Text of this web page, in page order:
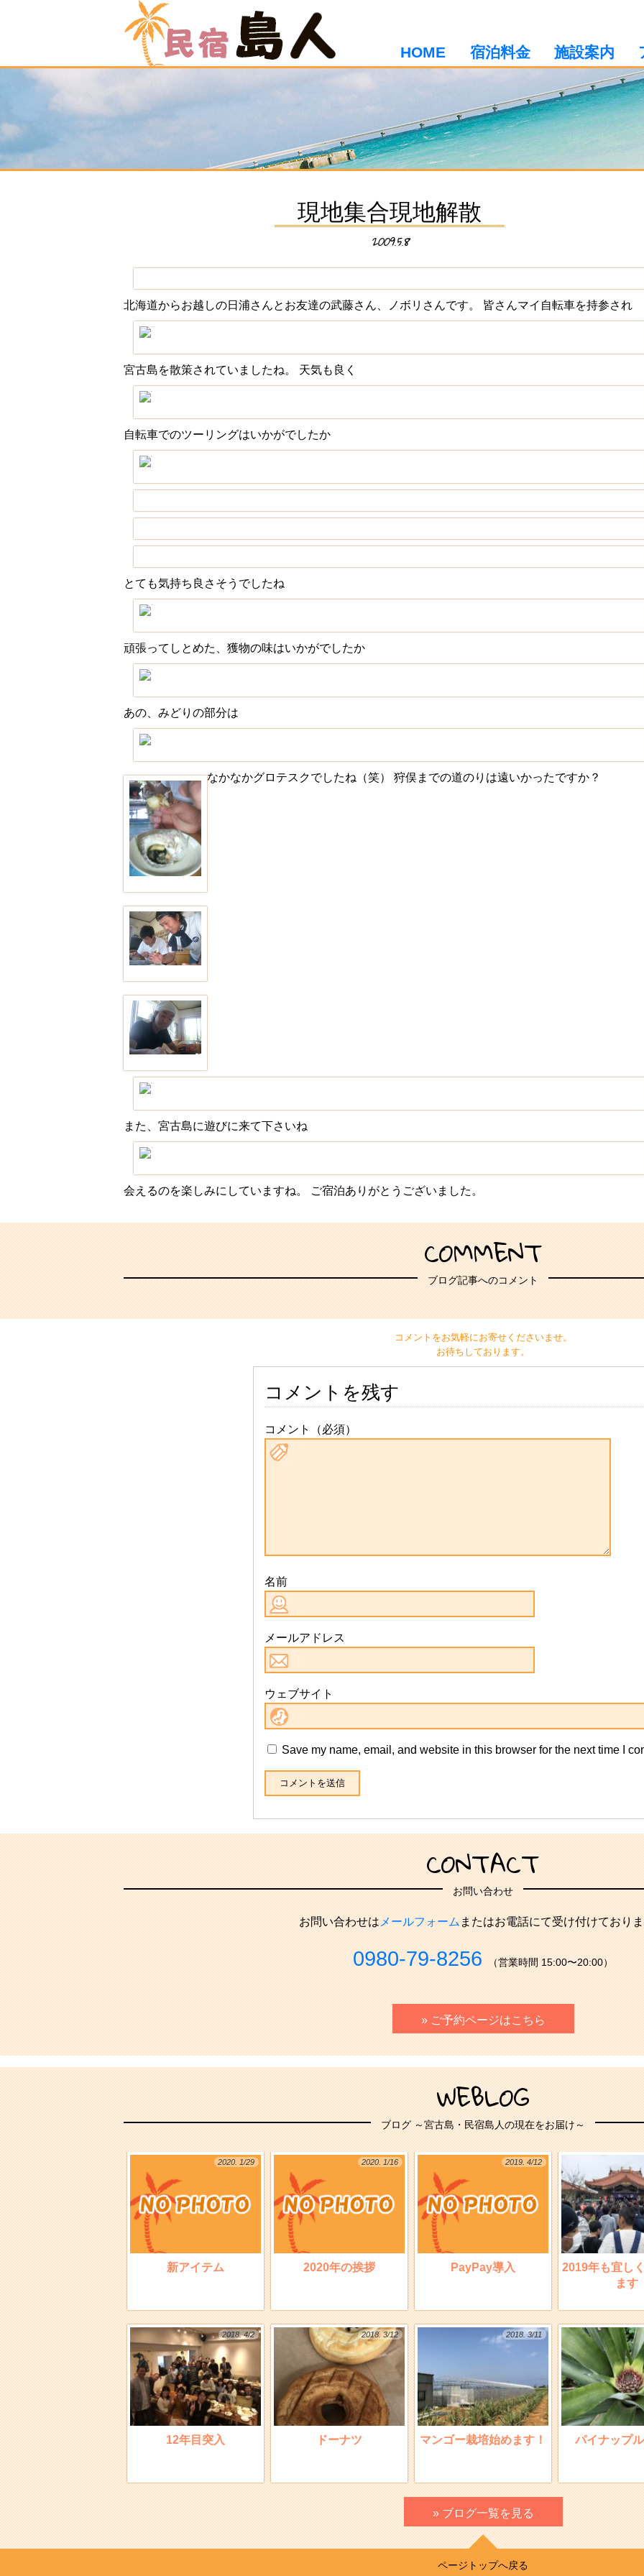
HOME 宿泊料金 施設案内
現地集合現地解散
2009.5.8
北海道からお越しの日浦さんとお友達の武藤さん、ノボリさんです。 皆さんマイ自転車を持参され
宮古島を散策されていましたね。 天気も良く
自転車でのツーリングはいかがでしたか
とても気持ち良さそうでしたね
頑張ってしとめた、獲物の味はいかがでしたか
あの、みどりの部分は
なかなかグロテスクでしたね（笑） 狩俣までの道のりは遠いかったですか？
また、宮古島に遊びに来て下さいね
会えるのを楽しみにしていますね。 ご宿泊ありがとうございました。
COMMENT
ブログ記事へのコメント
コメントをお気軽にお寄せくださいませ。
お待ちしております。
コメントを残す
コメント（必須）
名前
メールアドレス
ウェブサイト
Save my name, email, and website in this browser for the next time I
CONTACT
お問い合わせ
お問い合わせはメールフォームまたはお電話にて受け付けており
0980-79-8256 （営業時間 15:00〜20:00）
» ご予約ページはこちら
WEBLOG
ブログ ～宮古島・民宿島人の現在をお届け～
2020. 1/29
新アイテム
2020. 1/16
2020年の挨拶
2019. 4/12
PayPay導入
2019年も宜し
ます
2018. 4/2
12年目突入
2018. 3/12
ドーナツ
2018. 3/11
マンゴー栽培始めます！ パイナップ
» ブログ一覧を見る
ページトップへ戻る